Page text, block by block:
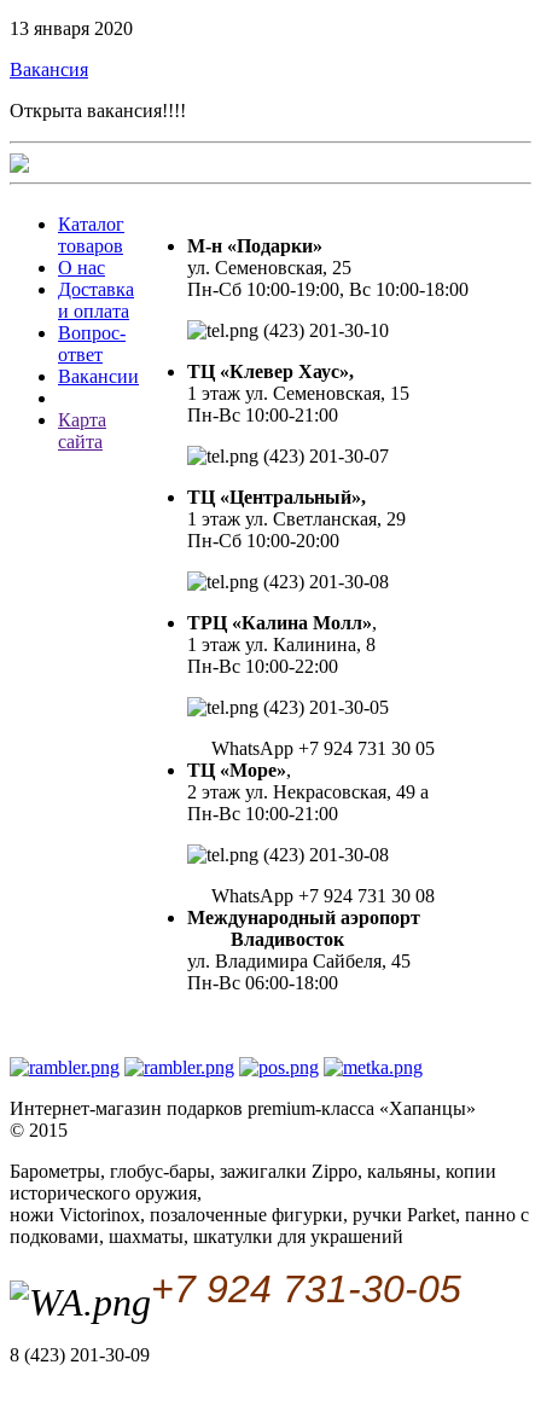
13 января 2020
Вакансия
Открыта вакансия!!!!
Каталог
товаров
О нас
Доставка
и оплата
Вопрос-
ответ
Вакансии
Карта
сайта
М-н «Подарки»
ул. Семеновская, 25
Пн-Сб 10:00-19:00, Вс 10:00-18:00
(423) 201-30-10
ТЦ «Клевер Хаус»,
1 этаж ул. Семеновская, 15
Пн-Вс 10:00-21:00
(423) 201-30-07
ТЦ «Центральный»,
1 этаж ул. Светланская, 29
Пн-Сб 10:00-20:00
(423) 201-30-08
ТРЦ «Калина Молл»,
1 этаж ул. Калинина, 8
Пн-Вс 10:00-22:00
(423) 201-30-05
WhatsApp +7 924 731 30 05
ТЦ «Море»,
2 этаж ул. Некрасовская, 49 а
Пн-Вс 10:00-21:00
(423) 201-30-08
WhatsApp +7 924 731 30 08
Международный аэропорт
Владивосток
ул. Владимира Сайбеля, 45
Пн-Вс 06:00-18:00
Интернет-магазин подарков premium-класса «Хапанцы»
© 2015
Барометры, глобус-бары, зажигалки Zippo, кальяны, копии
исторического оружия,
ножи Victorinox, позалоченные фигурки, ручки Parket, панно с
подковами, шахматы, шкатулки для украшений
+7 924 731-30-05
8 (423) 201-30-09